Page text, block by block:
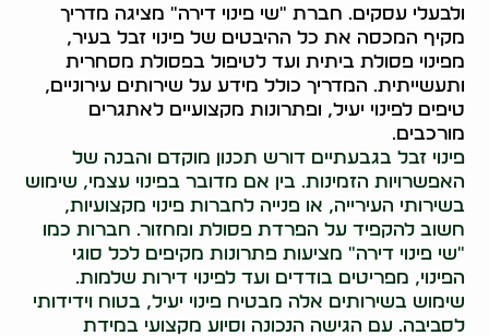
ולבעלי עסקים. חברת "שי פינוי דירה" מציגה מדריך
מקיף המכסה את כל ההיבטים של פינוי זבל בעיר,
מפינוי פסולת ביתית ועד לטיפול בפסולת מסחרית
ותעשייתית. המדריך כולל מידע על שירותים עירוניים,
טיפים לפינוי יעיל, ופתרונות מקצועיים לאתגרים
מורכבים.
פינוי זבל בגבעתיים דורש תכנון מוקדם והבנה של
האפשרויות הזמינות. בין אם מדובר בפינוי עצמי, שימוש
בשירותי העירייה, או פנייה לחברות פינוי מקצועיות,
חשוב להקפיד על הפרדת פסולת ומחזור. חברות כמו
"שי פינוי דירה" מציעות פתרונות מקיפים לכל סוגי
הפינוי, מפריטים בודדים ועד לפינוי דירות שלמות.
שימוש בשירותים אלה מבטיח פינוי יעיל, בטוח וידידותי
לסביבה. עם הגישה הנכונה וסיוע מקצועי במידת